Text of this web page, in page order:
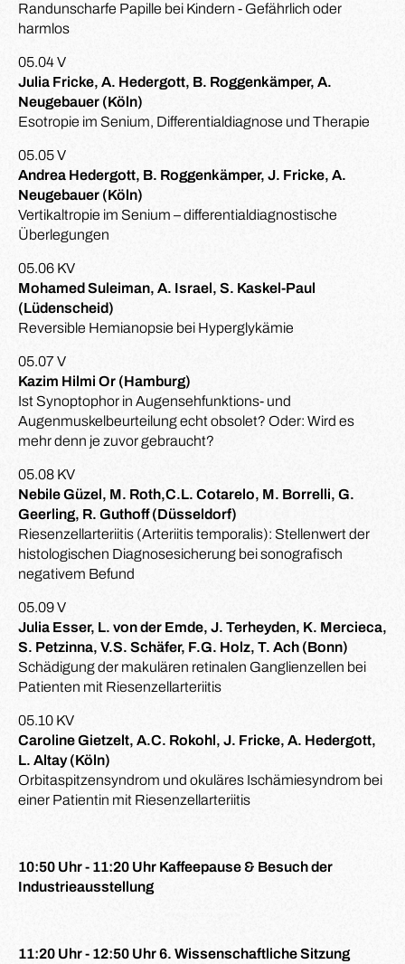
Randunscharfe Papille bei Kindern - Gefährlich oder
harmlos
05.04 V
Julia Fricke, A. Hedergott, B. Roggenkämper, A.
Neugebauer (Köln)
Esotropie im Senium, Differentialdiagnose und Therapie
05.05 V
Andrea Hedergott, B. Roggenkämper, J. Fricke, A.
Neugebauer (Köln)
Vertikaltropie im Senium – differentialdiagnostische
Überlegungen
05.06 KV
Mohamed Suleiman, A. Israel, S. Kaskel-Paul
(Lüdenscheid)
Reversible Hemianopsie bei Hyperglykämie
05.07 V
Kazim Hilmi Or (Hamburg)
Ist Synoptophor in Augensehfunktions- und
Augenmuskelbeurteilung echt obsolet? Oder: Wird es
mehr denn je zuvor gebraucht?
05.08 KV
Nebile Güzel, M. Roth,C.L. Cotarelo, M. Borrelli, G.
Geerling, R. Guthoff (Düsseldorf)
Riesenzellarteriitis (Arteriitis temporalis): Stellenwert der
histologischen Diagnosesicherung bei sonografisch
negativem Befund
05.09 V
Julia Esser, L. von der Emde, J. Terheyden, K. Mercieca,
S. Petzinna, V.S. Schäfer, F.G. Holz, T. Ach (Bonn)
Schädigung der makulären retinalen Ganglienzellen bei
Patienten mit Riesenzellarteriitis
05.10 KV
Caroline Gietzelt, A.C. Rokohl, J. Fricke, A. Hedergott,
L. Altay (Köln)
Orbitaspitzensyndrom und okuläres Ischämiesyndrom bei
einer Patientin mit Riesenzellarteriitis
10:50 Uhr - 11:20 Uhr Kaffeepause & Besuch der
Industrieausstellung
11:20 Uhr - 12:50 Uhr 6. Wissenschaftliche Sitzung